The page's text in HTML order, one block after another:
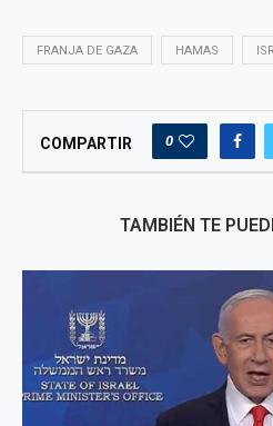
FRANJA DE GAZA HAMAS
COMPARTIR 0
TAMBIÉN TE